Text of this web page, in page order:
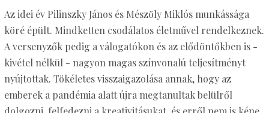
Az idei év Pilinszky János és Mészöly Miklós munkássága
köré épült. Mindketten csodálatos életművel rendelkeznek.
A versenyzők pedig a válogatókon és az elődöntőkben is -
kivétel nélkül - nagyon magas színvonalú teljesítményt
nyújtottak. Tökéletes visszaigazolása annak, hogy az
emberek a pandémia alatt újra megtanultak belülről